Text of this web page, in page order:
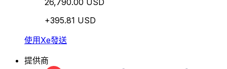
26,790.00 USD
+395.81 USD
使用Xe發送
提供商